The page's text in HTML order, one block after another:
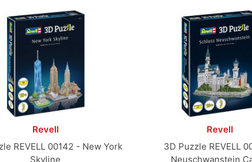
Revell
REVELL 00142 - New York
Skyline
Revell
3D Puzzle REVELL
Neuschwanstein